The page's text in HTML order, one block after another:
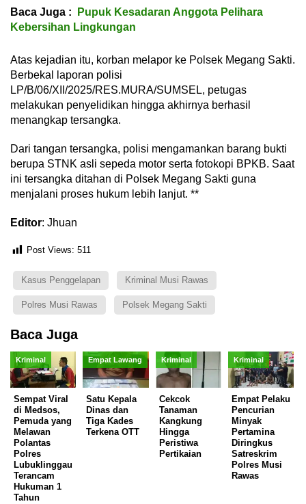
Baca Juga :
Pupuk Kesadaran Anggota Pelihara
Kebersihan Lingkungan
Atas kejadian itu, korban melapor ke Polsek Megang Sakti.
Berbekal laporan polisi
LP/B/06/XII/2025/RES.MURA/SUMSEL, petugas
melakukan penyelidikan hingga akhirnya berhasil
menangkap tersangka.
Dari tangan tersangka, polisi mengamankan barang bukti
berupa STNK asli sepeda motor serta fotokopi BPKB. Saat
ini tersangka ditahan di Polsek Megang Sakti guna
menjalani proses hukum lebih lanjut. **
Editor: Jhuan
Post Views: 511
Kasus Penggelapan Kriminal Musi Rawas
Polres Musi Rawas Polsek Megang Sakti
Baca Juga
Kriminal
Sempat Viral
di Medsos,
Pemuda yang
Melawan
Polantas
Polres
Lubuklinggau
Terancam
Hukuman 1
Tahun
Empat Lawang
Satu Kepala
Dinas dan
Tiga Kades
Terkena OTT
Kriminal
Cekcok
Tanaman
Kangkung
Hingga
Peristiwa
Pertikaian
Kriminal
Empat Pelaku
Pencurian
Minyak
Pertamina
Diringkus
Satreskrim
Polres Musi
Rawas